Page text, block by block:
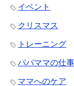
イベント
クリスマス
トレーニング
パパママの仕
ママへのケア